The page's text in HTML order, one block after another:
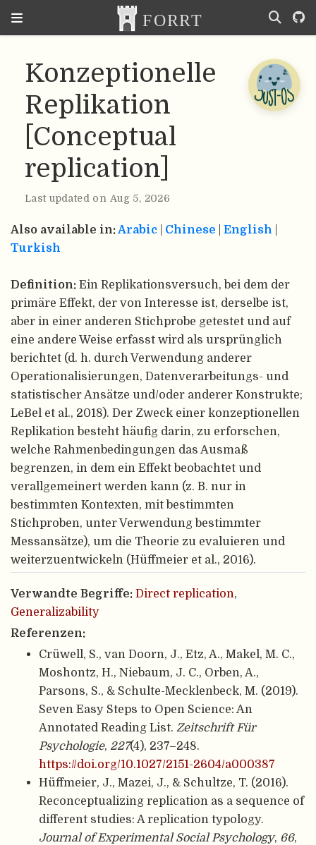
Konzeptionelle
Replikation
[Conceptual
replication]
Last updated on Aug 5, 2026
Also available in:Arabic Chinese English
Turkish
Definition: Ein Replikationsversuch, bei dem der
primäre Effekt, der von Interesse ist, derselbe ist,
aber in einer anderen Stichprobe getestet und auf
eine andere Weise erfasst wird als ursprünglich
berichtet (d. h. durch Verwendung anderer
Operationalisierungen, Datenverarbeitungs- und
statistischer Ansätze und/oder anderer Konstrukte;
LeBel et al., 2018). Der Zweck einer konzeptionellen
Replikation besteht häufig darin, zu erforschen,
welche Rahmenbedingungen das Ausmaß
begrenzen, in dem ein Effekt beobachtet und
verallgemeinert werden kann (z. B. nur in
bestimmten Kontexten, mit bestimmten
Stichproben, unter Verwendung bestimmter
Messansätze), um die Theorie zu evaluieren und
weiterzuentwickeln (Hüffmeier et al., 2016).
Verwandte Begriffe: Direct replication,
Generalizability
Referenzen:
Crüwell, S., van Doorn, J., Etz, A., Makel, M. C.,
Moshontz, H., Niebaum, J. C., Orben, A.,
Parsons, S., & Schulte-Mecklenbeck, M. (2019).
Seven Easy Steps to Open Science: An
Annotated Reading List. Zeitschrift Für
Psychologie, 227(4), 237–248.
https://doi.org/10.1027/2151-2604/a000387
Hüffmeier, J., Mazei, J., & Schultze, T. (2016).
Reconceptualizing replication as a sequence of
different studies: A replication typology.
Journal of Experimental Social Psychology, 66,